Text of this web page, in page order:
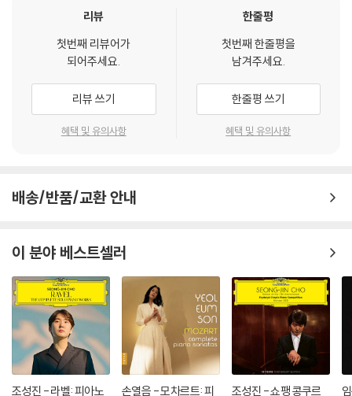
리뷰
첫번째 리뷰어가
되어주세요.
리뷰 쓰기
혜택 및 유의사항
한줄평
첫번째 한줄평을
남겨주세요.
한줄평 쓰기
혜택 및 유의사항
배송/반품/교환 안내
이 분야 베스트셀러
조성진 - 라벨: 피아노
손열음 - 모차르트: 피
조성진 - 쇼팽 콩쿠르